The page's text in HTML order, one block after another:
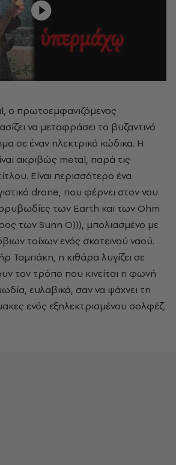
ο πρωτοεμφανιζόμενος
να μεταφράσει το βυζαντινό
σε έναν ηλεκτρικό κώδικα. Η
ακριβώς metal, παρά τις
Είναι περισσότερο ένα
drone, που φέρνει στον νου
των Earth και των Ohm
των Sunn O))), μπολιασμένο με
τοίχων ενός σκοτεινού ναού.
Ταμπάκη, η κιθάρα λυγίζει σε
τον τρόπο που κινείται η φωνή
ευλαβικά, σαν να ψάχνει τη
ενός εξηλεκτρισμένου σολφέζ.